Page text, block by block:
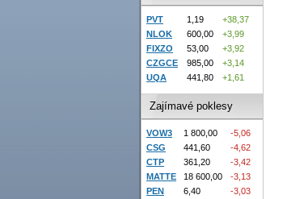
PVT 1,19
+38,37
NLOK
600,00
+3,99
FIXZO
53,00
+3,92
CZGCE
985,00
+3,14
UQA
441,80 +1,61
Zajímavé poklesy
VOW3 1 800,00
-5,06
CSG
441,60
-4,62
CTP
361,20
-3,42
MATTE
18 600,00
-3,13
PEN
6,40 -3,03